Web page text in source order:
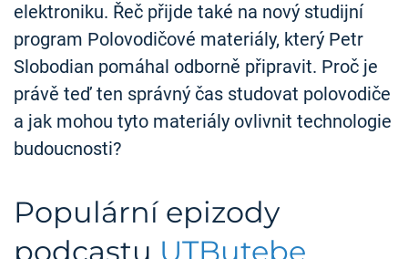
elektroniku. Řeč přijde také na nový studijní
program Polovodičové materiály, který Petr
Slobodian pomáhal odborně připravit. Proč je
právě teď ten správný čas studovat polovodiče
a jak mohou tyto materiály ovlivnit technologie
budoucnosti?
Populární epizody
podcastu UTButebe